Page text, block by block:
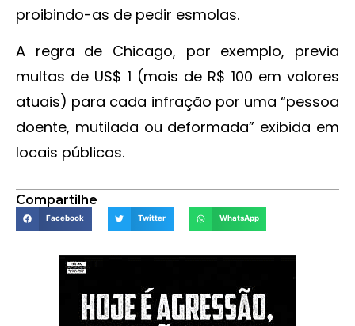
proibindo-as de pedir esmolas.
A regra de Chicago, por exemplo, previa
multas de US$ 1 (mais de R$ 100 em valores
atuais) para cada infração por uma “pessoa
doente, mutilada ou deformada” exibida em
locais públicos.
Compartilhe
Facebook Twitter WhatsApp